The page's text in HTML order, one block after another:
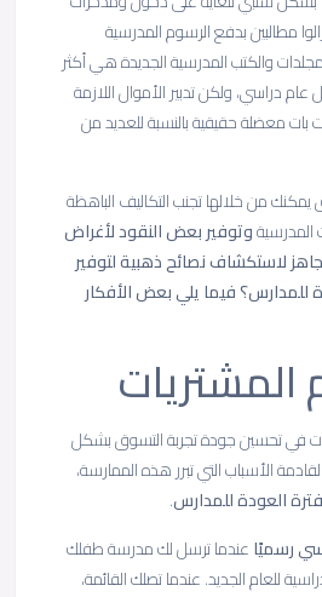
مطالبين بدفع الرسوم المدرسية
والكتب المدرسية الجديدة هي أكثر
دراسي، ولكن تدبير الأموال اللازمة
معضلة حقيقية بالنسبة للعديد من
من خلالها تجنب التكاليف الباهظة
المدرسيةوتوفير بعض النقود لأغراض
لاستكشاف نصائح ذهبية لتوفير
فيما يلي بعض الأفكار
المشتريات
في تحسين جودة تجربة التسوق بشكل
الأسباب التي تبرر هذه الممارسة،
العودة للمدارس.
رسميًاعندما ترسل لك مدرسة طفلك
للعام الجديد. عندما تصلك القائمة،